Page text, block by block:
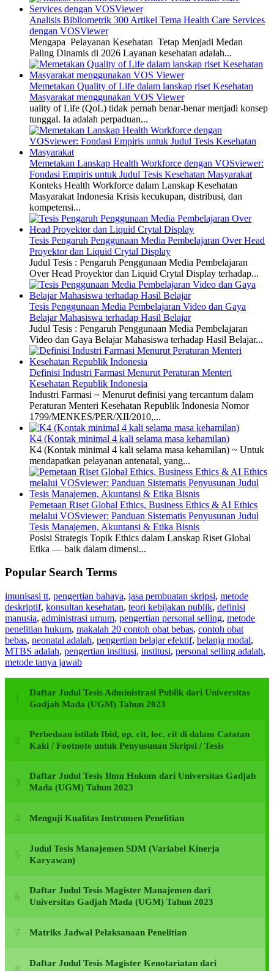
Analisis Bibliometrik 300 Artikel Tema Health Care Services
dengan VOSViewer
Mengapa Pelayanan Kesehatan Tetap Menjadi Medan
Paling Dinamis di 2026 Layanan kesehatan adalah...
Memetakan Quality of Life dalam lanskap riset Kesehatan
Masyarakat menggunakan VOS Viewer
uality of Life (QoL) tidak pernah benar-benar menjadi konsep
tunggal. Ia adalah perpaduan...
Memetakan Lanskap Health Workforce dengan VOSviewer:
Fondasi Empiris untuk Judul Tesis Kesehatan Masyarakat
Konteks Health Workforce dalam Lanskap Kesehatan
Masyarakat Indonesia Krisis kecukupan, distribusi, dan
kompetensi...
Tesis Pengaruh Penggunaan Media Pembelajaran Over Head
Proyektor dan Liquid Crytal Display
Judul Tesis : Pengaruh Penggunaan Media Pembelajaran
Over Head Proyektor dan Liquid Crytal Display terhadap...
Tesis Penggunaan Media Pembelajaran Video dan Gaya
Belajar Mahasiswa terhadap Hasil Belajar
Judul Tesis : Pengaruh Penggunaan Media Pembelajaran
Video dan Gaya Belajar Mahasiswa terhadap Hasil Belajar...
Definisi Industri Farmasi Menurut Peraturan Menteri
Kesehatan Republik Indonesia
Industri Farmasi ~ Menurut definisi yang tercantum dalam
Peraturan Menteri Kesehatan Republik Indonesia Nomor
1799/MENKES/PER/XII/2010,...
K4 (Kontak minimal 4 kali selama masa kehamilan)
K4 (Kontak minimal 4 kali selama masa kehamilan) ~ Untuk
mendapatkan pelayanan antenatal, yang...
Pemetaan Riset Global Ethics, Business Ethics & AI Ethics
melalui VOSviewer: Panduan Sistematis Penyusunan Judul
Tesis Manajemen, Akuntansi & Etika Bisnis
Posisi Strategis Topik Ethics dalam Lanskap Riset Global
Etika — baik dalam dimensi...
Popular Search Terms
imunisasi tt, pengertian bahaya, jasa pembuatan skripsi, metode
deskriptif, konsultan kesehatan, teori kebijakan publik, definisi
manusia, administrasi umum, pengertian personal selling, metode
penelitian hukum, makalah 20 contoh obat bebas, contoh obat
bebas, neonatal adalah, pengertian belajar efektif, belanja modal,
MTBS adalah, pengertian institusi, institusi, personal selling adalah,
metode tanya jawab
Daftar Judul Tesis Administrasi Publik dari Universitas
Gadjah Mada (UGM) Tahun 2023
Perbedaan istilah Ibid, op. cit, loc. cit di dalam Catatan
Kaki / Footnote untuk Penyusunan Skripsi / Tesis
Daftar Judul Tesis Ilmu Hukum dari Universitas Gadjah
Mada (UGM) Tahun 2023
Menguji Kualitas Instrumen Penelitian
Judul Tesis Manajemen SDM (Variabel Kinerja
Karyawan)
Daftar Judul Tesis Magister Manajemen dari
Universitas Gadjah Mada (UGM) Tahun 2023
Matriks Jadwal Pelaksanaan Penelitian
Daftar Judul Tesis Magister Kenotariatan dari